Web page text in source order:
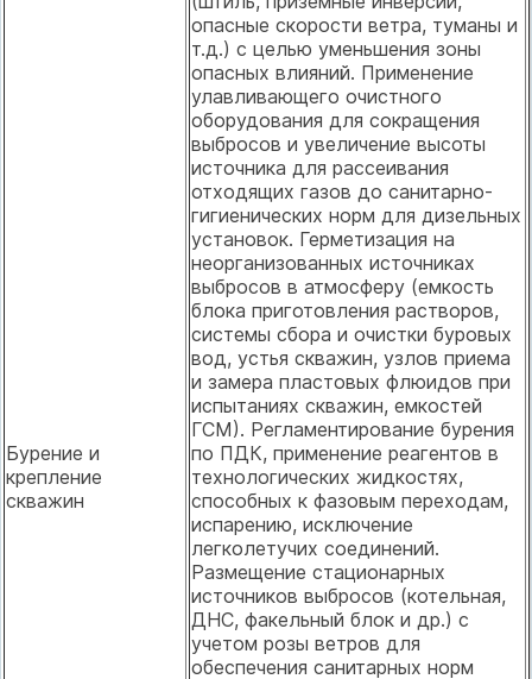
Бурение и
крепление
скважин
опасные скорости ветра, туманы и
т.д.) с целью уменьшения зоны
опасных влияний. Применение
улавливающего очистного
оборудования для сокращения
выбросов и увеличение высоты
источника для рассеивания
отходящих газов до санитарно-
гигиенических норм для дизельных
установок. Герметизация на
неорганизованных источниках
выбросов в атмосферу (емкость
блока приготовления растворов,
системы сбора и очистки буровых
вод, устья скважин, узлов приема
и замера пластовых флюидов при
испытаниях скважин, емкостей
ГСМ). Регламентирование бурения
по ПДК, применение реагентов в
технологических жидкостях,
способных к фазовым переходам,
испарению, исключение
легколетучих соединений.
Размещение стационарных
источников выбросов (котельная,
ДНС, факельный блок и др.) с
учетом розы ветров для
обеспечения санитарных норм